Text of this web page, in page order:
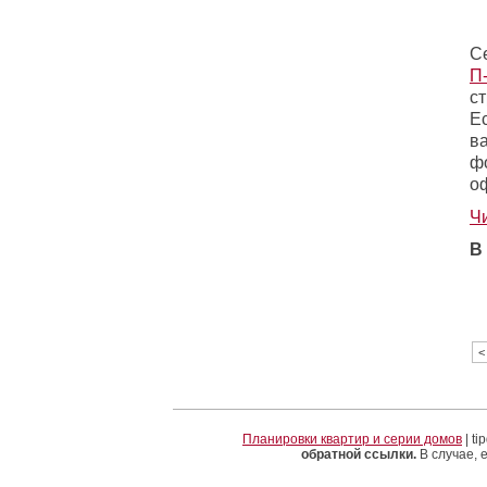
В
<
Планировки квартир и серии домов |
обратной ссылки.В случае,